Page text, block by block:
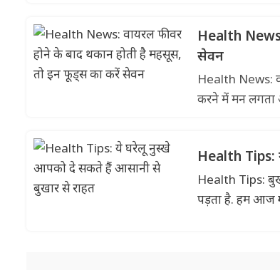
Health
सेवन
Health News:
करने में मन
Health
Health Tips:
पड़ता है. हम आज